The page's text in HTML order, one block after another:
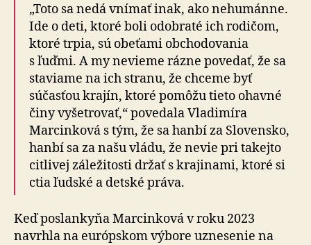
„Toto sa nedá vnímať inak, ako nehumánne.
Ide o deti, ktoré boli odobraté ich rodičom,
ktoré trpia, sú obeťami obchodovania
s ľuďmi. A my nevieme rázne povedať, že sa
staviame na ich stranu, že chceme byť
súčasťou krajín, ktoré pomôžu tieto ohavné
činy vyšetrovať,“ povedala Vladimíra
Marcinková s tým, že sa hanbí za Slovensko,
hanbí sa za našu vládu, že nevie pri takejto
citlivej záležitosti držať s krajinami, ktoré si
ctia ľudské a detské práva.
Keď poslankyňa Marcinková v roku 2023
navrhla na európskom výbore uznesenie na